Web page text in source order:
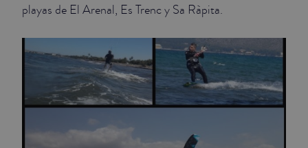
playas de El Arenal, Es Trenc y Sa Ràpita.